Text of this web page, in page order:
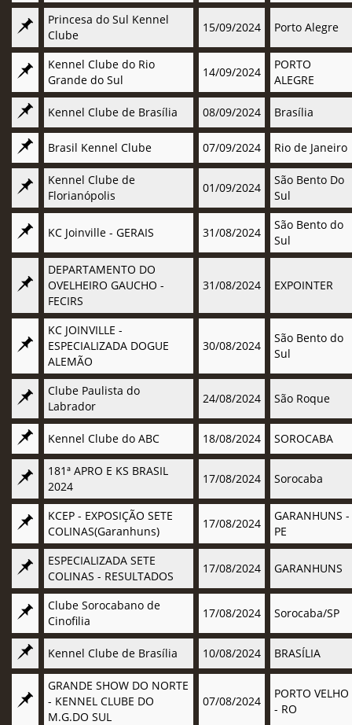
Princesa do Sul Kennel
Clube
15/09/2024 Porto Alegre
Kennel Clube do Rio
Grande do Sul
14/09/2024
PORTO
ALEGRE
Kennel Clube de Brasília 08/09/2024 Brasília
Brasil Kennel Clube 07/09/2024 Rio de Janeiro
Kennel Clube de
Florianópolis
01/09/2024
São Bento Do
Sul
KC Joinville - GERAIS 31/08/2024
São Bento do
Sul
DEPARTAMENTO DO
OVELHEIRO GAUCHO -
FECIRS
31/08/2024 EXPOINTER
KC JOINVILLE -
ESPECIALIZADA DOGUE
ALEMÃO
30/08/2024
São Bento do
Sul
Clube Paulista do
Labrador
24/08/2024 São Roque
Kennel Clube do ABC 18/08/2024 SOROCABA
181ª APRO E KS BRASIL
2024
17/08/2024 Sorocaba
KCEP - EXPOSIÇÃO SETE
COLINAS(Garanhuns)
17/08/2024
GARANHUNS -
PE
ESPECIALIZADA SETE
COLINAS - RESULTADOS
17/08/2024 GARANHUNS
Clube Sorocabano de
Cinofilia
17/08/2024 Sorocaba/SP
Kennel Clube de Brasília 10/08/2024 BRASÍLIA
GRANDE SHOW DO NORTE
- KENNEL CLUBE DO
M.G.DO SUL
07/08/2024
PORTO VELHO
- RO